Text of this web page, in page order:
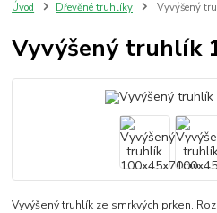
Úvod Dřevěné truhlíky Vyvýšený
Vyvýšený truhlík
Vyvýšený truhlík ze smrkvých prken.